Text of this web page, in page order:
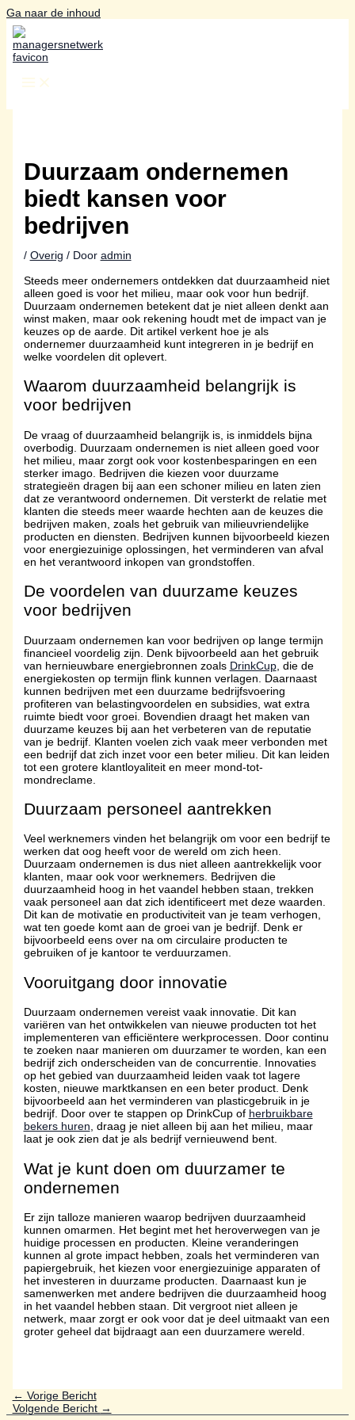
Ga naar de inhoud
Duurzaam ondernemen
biedt kansen voor
bedrijven
/ Overig / Door admin
Steeds meer ondernemers ontdekken dat duurzaamheid niet
alleen goed is voor het milieu, maar ook voor hun bedrijf.
Duurzaam ondernemen betekent dat je niet alleen denkt aan
winst maken, maar ook rekening houdt met de impact van je
keuzes op de aarde. Dit artikel verkent hoe je als
ondernemer duurzaamheid kunt integreren in je bedrijf en
welke voordelen dit oplevert.
Waarom duurzaamheid belangrijk is
voor bedrijven
De vraag of duurzaamheid belangrijk is, is inmiddels bijna
overbodig. Duurzaam ondernemen is niet alleen goed voor
het milieu, maar zorgt ook voor kostenbesparingen en een
sterker imago. Bedrijven die kiezen voor duurzame
strategieën dragen bij aan een schoner milieu en laten zien
dat ze verantwoord ondernemen. Dit versterkt de relatie met
klanten die steeds meer waarde hechten aan de keuzes die
bedrijven maken, zoals het gebruik van milieuvriendelijke
producten en diensten. Bedrijven kunnen bijvoorbeeld kiezen
voor energiezuinige oplossingen, het verminderen van afval
en het verantwoord inkopen van grondstoffen.
De voordelen van duurzame keuzes
voor bedrijven
Duurzaam ondernemen kan voor bedrijven op lange termijn
financieel voordelig zijn. Denk bijvoorbeeld aan het gebruik
van hernieuwbare energiebronnen zoals DrinkCup, die de
energiekosten op termijn flink kunnen verlagen. Daarnaast
kunnen bedrijven met een duurzame bedrijfsvoering
profiteren van belastingvoordelen en subsidies, wat extra
ruimte biedt voor groei. Bovendien draagt het maken van
duurzame keuzes bij aan het verbeteren van de reputatie
van je bedrijf. Klanten voelen zich vaak meer verbonden met
een bedrijf dat zich inzet voor een beter milieu. Dit kan leiden
tot een grotere klantloyaliteit en meer mond-tot-
mondreclame.
Duurzaam personeel aantrekken
Veel werknemers vinden het belangrijk om voor een bedrijf te
werken dat oog heeft voor de wereld om zich heen.
Duurzaam ondernemen is dus niet alleen aantrekkelijk voor
klanten, maar ook voor werknemers. Bedrijven die
duurzaamheid hoog in het vaandel hebben staan, trekken
vaak personeel aan dat zich identificeert met deze waarden.
Dit kan de motivatie en productiviteit van je team verhogen,
wat ten goede komt aan de groei van je bedrijf. Denk er
bijvoorbeeld eens over na om circulaire producten te
gebruiken of je kantoor te verduurzamen.
Vooruitgang door innovatie
Duurzaam ondernemen vereist vaak innovatie. Dit kan
variëren van het ontwikkelen van nieuwe producten tot het
implementeren van efficiëntere werkprocessen. Door continu
te zoeken naar manieren om duurzamer te worden, kan een
bedrijf zich onderscheiden van de concurrentie. Innovaties
op het gebied van duurzaamheid leiden vaak tot lagere
kosten, nieuwe marktkansen en een beter product. Denk
bijvoorbeeld aan het verminderen van plasticgebruik in je
bedrijf. Door over te stappen op DrinkCup of herbruikbare
bekers huren, draag je niet alleen bij aan het milieu, maar
laat je ook zien dat je als bedrijf vernieuwend bent.
Wat je kunt doen om duurzamer te
ondernemen
Er zijn talloze manieren waarop bedrijven duurzaamheid
kunnen omarmen. Het begint met het heroverwegen van je
huidige processen en producten. Kleine veranderingen
kunnen al grote impact hebben, zoals het verminderen van
papiergebruik, het kiezen voor energiezuinige apparaten of
het investeren in duurzame producten. Daarnaast kun je
samenwerken met andere bedrijven die duurzaamheid hoog
in het vaandel hebben staan. Dit vergroot niet alleen je
netwerk, maar zorgt er ook voor dat je deel uitmaakt van een
groter geheel dat bijdraagt aan een duurzamere wereld.
← Vorige Bericht
Volgende Bericht →